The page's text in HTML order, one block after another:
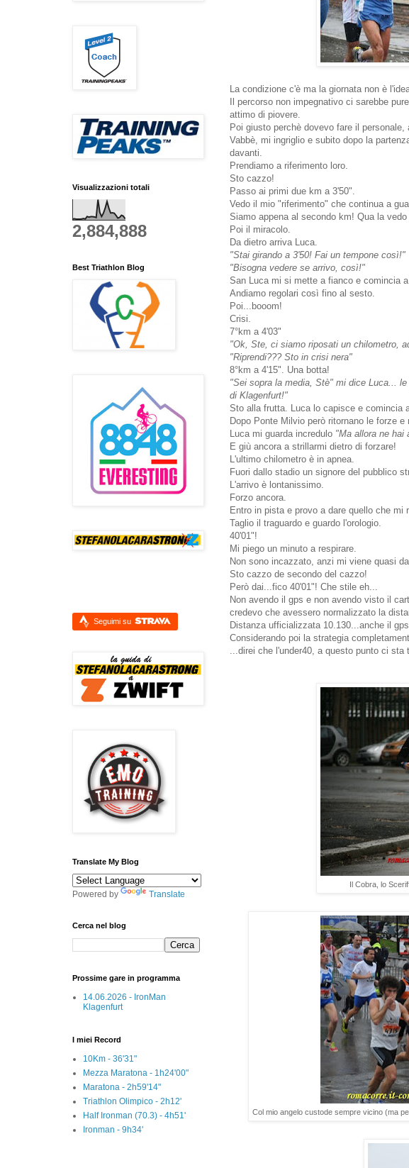
La condizione c'è ma la giornata non è
Il percorso non impegnativo ci sarebbe
attimo di piovere.
Poi giusto perchè dovevo fare il
Vabbè, mi ingriglio e subito dopo la
davanti.
Prendiamo a riferimento loro.
Sto cazzo!
Passo ai primi due km a 3'50".
Vedo il mio "riferimento" che continua a
Siamo appena al secondo km! Qua la vedo
Poi il miracolo.
Da dietro arriva Luca.
"Stai girando a 3'50! Fai un tempone così!"
"Bisogna vedere se arrivo, così!"
San Luca mi si mette a fianco e comincia
Andiamo regolari così fino al sesto.
Poi...booom!
Crisi.
7°km a 4'03"
"Ok, Ste, ci siamo riposati un chilometro,
"Riprendi??? Sto in crisi nera"
8°km a 4'15". Una botta!
"Sei sopra la media, Stè" mi dice Luca...
di Klagenfurt!"
Sto alla frutta. Luca lo capisce e comincia
Dopo Ponte Milvio però ritornano le forze e
Luca mi guarda incredulo "Ma allora ne hai
E giù ancora a strillarmi dietro di forzare!
L'ultimo chilometro è in apnea.
Fuori dallo stadio un signore del pubblico
L'arrivo è lontanissimo.
Forzo ancora.
Entro in pista e provo a dare quello che mi
Taglio il traguardo e guardo l'orologio.
40'01"!
Mi piego un minuto a respirare.
Non sono incazzato, anzi mi viene quasi
Sto cazzo de secondo del cazzo!
Però dai...fico 40'01"! Che stile eh...
Non avendo il gps e non avendo visto il
credevo che avessero normalizzato la
Distanza ufficializzata 10.130...anche il
Considerando poi la strategia
...direi che l'under40, a questo punto ci sta
Il Cobra, lo
Col mio angelo custode sempre vicino (ma
Visualizzazioni totali
2,884,888
Best Triathlon Blog
Seguimi su
Translate My Blog
Powered by Translate
Cerca nel blog
Prossime gare in programma
14.06.2026 - IronMan
Klagenfurt
I miei Record
10Km - 36'31"
Mezza Maratona - 1h24'00"
Maratona - 2h59'14"
Triathlon Olimpico - 2h12'
Half Ironman (70.3) - 4h51'
Ironman - 9h34'